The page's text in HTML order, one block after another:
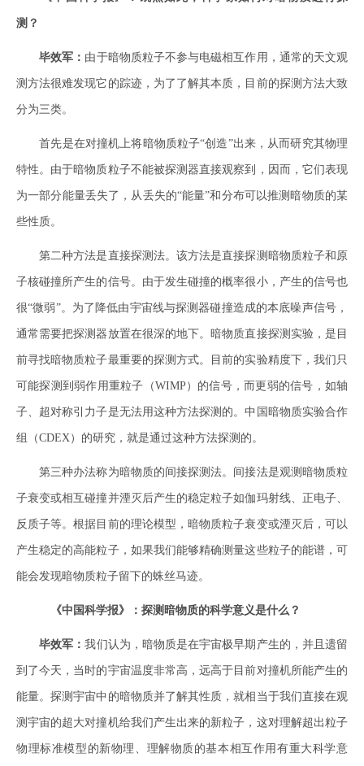
测？
毕效军： 由于暗物质粒子不参与电磁相互作用，通常的天文观
测方法很难发现它的踪迹，为了了解其本质，目前的探测方法大致
分为三类。
首先是在对撞机上将暗物质粒子“创造”出来，从而研究其物理
特性。由于暗物质粒子不能被探测器直接观察到，因而，它们表现
为一部分能量丢失了，从丢失的“能量”和分布可以推测暗物质的某
些性质。
第二种方法是直接探测法。该方法是直接探测暗物质粒子和原
子核碰撞所产生的信号。由于发生碰撞的概率很小，产生的信号也
很“微弱”。为了降低由宇宙线与探测器碰撞造成的本底噪声信号，
通常需要把探测器放置在很深的地下。暗物质直接探测实验，是目
前寻找暗物质粒子最重要的探测方式。目前的实验精度下，我们只
可能探测到弱作用重粒子（WIMP）的信号，而更弱的信号，如轴
子、超对称引力子是无法用这种方法探测的。中国暗物质实验合作
组（CDEX）的研究，就是通过这种方法探测的。
第三种办法称为暗物质的间接探测法。间接法是观测暗物质粒
子衰变或相互碰撞并湮灭后产生的稳定粒子如伽玛射线、正电子、
反质子等。根据目前的理论模型，暗物质粒子衰变或湮灭后，可以
产生稳定的高能粒子，如果我们能够精确测量这些粒子的能谱，可
能会发现暗物质粒子留下的蛛丝马迹。
《中国科学报》：探测暗物质的科学意义是什么？
毕效军：我们认为，暗物质是在宇宙极早期产生的，并且遗留
到了今天，当时的宇宙温度非常高，远高于目前对撞机所能产生的
能量。探测宇宙中的暗物质并了解其性质，就相当于我们直接在观
测宇宙的超大对撞机给我们产生出来的新粒子，这对理解超出粒子
物理标准模型的新物理、理解物质的基本相互作用有重大科学意